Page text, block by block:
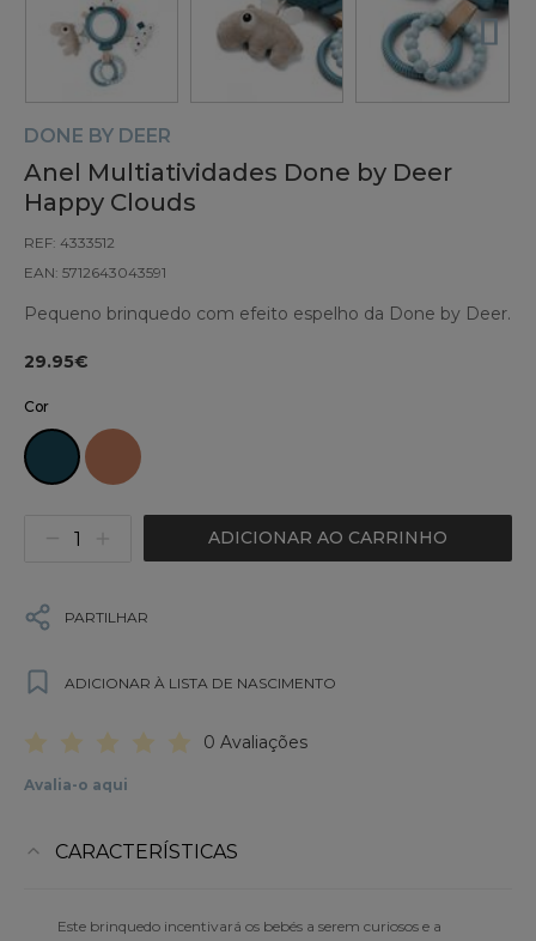
DONE BY DEER
Anel Multiatividades Done by Deer
Happy Clouds
REF: 4333512
EAN: 5712643043591
Pequeno brinquedo com efeito espelho da Done by Deer.
29.95€
Cor
ADICIONAR AO CARRINHO
PARTILHAR
ADICIONAR À LISTA DE NASCIMENTO
0 Avaliações
Avalia-o aqui
CARACTERÍSTICAS
Este brinquedo incentivará os bebés a serem curiosos e a